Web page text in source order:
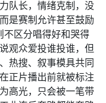
队长，情绪克制，没
是赛制允许甚至鼓励
区分唱得好和哭得
观众爱投谁投谁，但
热搜、叙事模具共同
正片播出前就被标注
高光，只会被一笔带